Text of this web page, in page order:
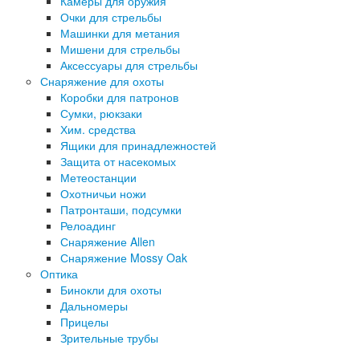
Очки для стрельбы
Машинки для метания
Мишени для стрельбы
Аксессуары для стрельбы
Снаряжение для охоты
Коробки для патронов
Сумки, рюкзаки
Хим. средства
Ящики для принадлежностей
Защита от насекомых
Метеостанции
Охотничьи ножи
Патронташи, подсумки
Релоадинг
Снаряжение Allen
Снаряжение Mossy Oak
Оптика
Бинокли для охоты
Дальномеры
Прицелы
Зрительные трубы